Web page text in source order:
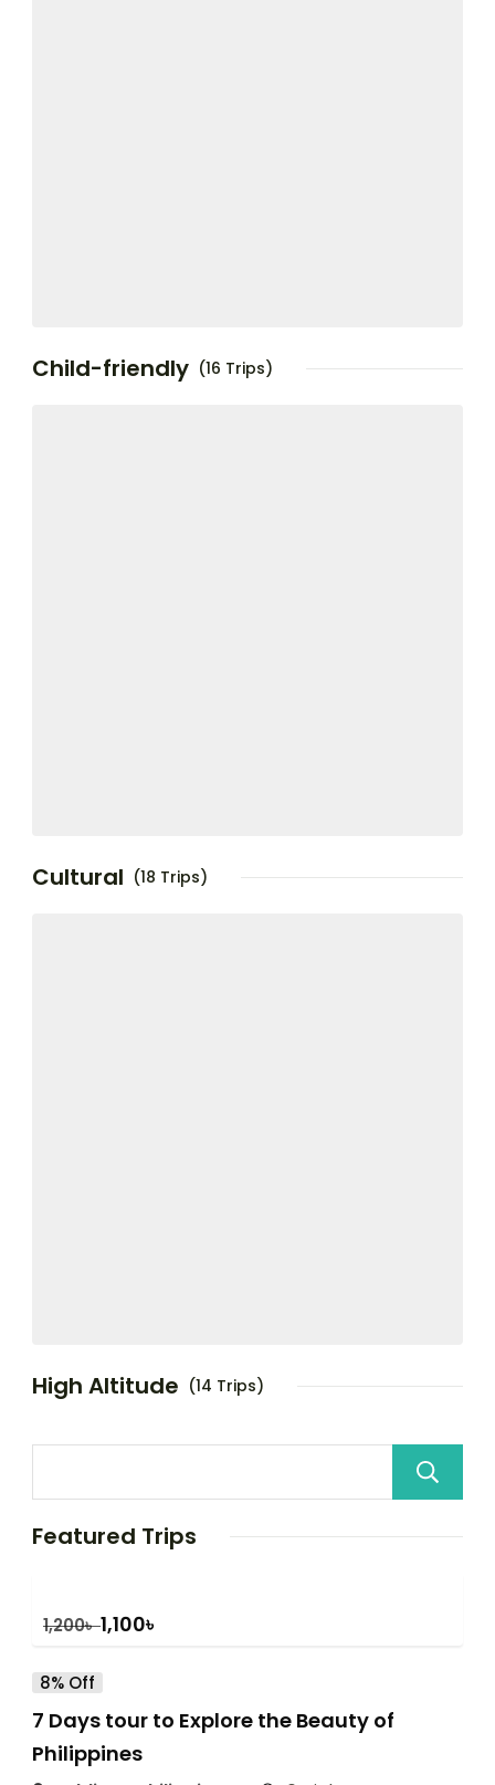
Child-friendly (16 Trips)
Cultural (18 Trips)
High Altitude (14 Trips)
Featured Trips
1,200৳1,100৳
8% Off
7 Days tour to Explore the Beauty of
Philippines